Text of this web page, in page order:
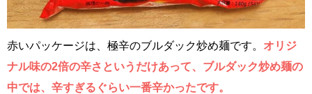
赤いパッケージは、極辛のブルダック炒め麺です。 オリジ
ナル味の2倍の辛さというだけあって、ブルダック炒め麺の
中では、辛すぎるぐらい一番辛かったです。